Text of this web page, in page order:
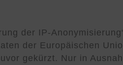
der IP-
der Europäischen
gekürzt. Nur in